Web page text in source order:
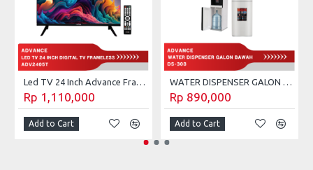
Led TV 24 Inch Advance Frameless ADV-2405T
Rp 1,110,000
Add to Cart
WATER DISPENSER GALON BAWAH ADVANCE DS-308
Rp 890,000
Add to Cart